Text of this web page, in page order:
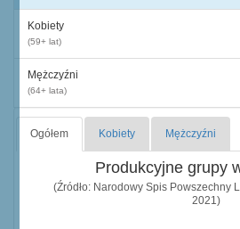
Kobiety
(59+ lat)
Mężczyźni
(64+ lata)
Ogółem Kobiety Mężczyźni
Produkcyjne grupy
(Źródło: Narodowy Spis Powszechny
2021)